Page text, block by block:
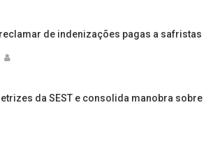
de indenizações pagas a safristas
da SEST e consolida manobra sobre